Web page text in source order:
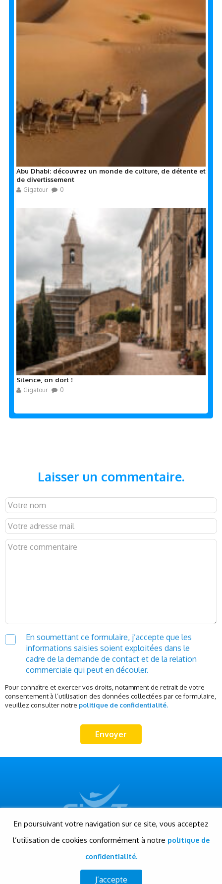
Abu Dhabi: découvrez un monde de culture, de détente et
de divertissement
Gigatour 0
Silence, on dort !
Gigatour 0
Laisser un commentaire.
En soumettant ce formulaire, j’accepte que les
informations saisies soient exploitées dans le
cadre de la demande de contact et de la relation
commerciale qui peut en découler.
Pour connaître et exercer vos droits, notamment de retrait de votre
consentement à l’utilisation des données collectées par ce formulaire,
veuillez consulter notre politique de confidentialité.
© Gigatour - Tous droits réservés
Conception et réalisation: Evensis
En poursuivant votre navigation sur ce site, vous acceptez
l’utilisation de cookies conformément à notre politique de
confidentialité.
J’accepte